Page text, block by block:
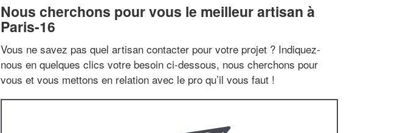
Nous cherchons pour vous le meilleur artisan à
Paris-16
Vous ne savez pas quel artisan contacter pour votre projet ? Indiquez-
nous en quelques clics votre besoin ci-dessous, nous cherchons pour
vous et vous mettons en relation avec le pro qu’il vous faut !